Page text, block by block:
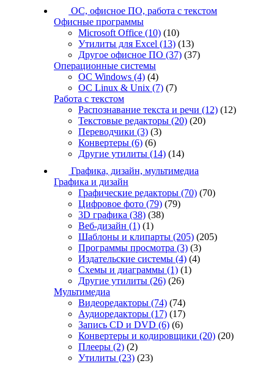
ОС, офисное ПО, работа с текстом
Офисные программы
Microsoft Office (10) (10)
Утилиты для Excel (13) (13)
Другое офисное ПО (37) (37)
Операционные системы
ОС Windows (4) (4)
ОС Linux & Unix (7) (7)
Работа с текстом
Распознавание текста и речи (12) (12)
Текстовые редакторы (20) (20)
Переводчики (3) (3)
Конвертеры (6) (6)
Другие утилиты (14) (14)
Графика, дизайн, мультимедиа
Графика и дизайн
Графические редакторы (70) (70)
Цифровое фото (79) (79)
3D графика (38) (38)
Веб-дизайн (1) (1)
Шаблоны и клипарты (205) (205)
Программы просмотра (3) (3)
Издательские системы (4) (4)
Схемы и диаграммы (1) (1)
Другие утилиты (26) (26)
Мультимедиа
Видеоредакторы (74) (74)
Аудиоредакторы (17) (17)
Запись CD и DVD (6) (6)
Конвертеры и кодировщики (20) (20)
Плееры (2) (2)
Утилиты (23) (23)